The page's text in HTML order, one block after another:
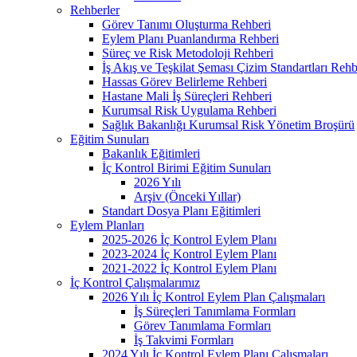
Rehberler
Görev Tanımı Oluşturma Rehberi
Eylem Planı Puanlandırma Rehberi
Süreç ve Risk Metodoloji Rehberi
İş Akış ve Teşkilat Şeması Çizim Standartları
Hassas Görev Belirleme Rehberi
Hastane Mali İş Süreçleri Rehberi
Kurumsal Risk Uygulama Rehberi
Sağlık Bakanlığı Kurumsal Risk Yönetim Broşürü
Eğitim Sunuları
Bakanlık Eğitimleri
İç Kontrol Birimi Eğitim Sunuları
2026 Yılı
Arşiv (Önceki Yıllar)
Standart Dosya Planı Eğitimleri
Eylem Planları
2025-2026 İç Kontrol Eylem Planı
2023-2024 İç Kontrol Eylem Planı
2021-2022 İç Kontrol Eylem Planı
İç Kontrol Çalışmalarımız
2026 Yılı İç Kontrol Eylem Plan Çalışmaları
İş Süreçleri Tanımlama Formları
Görev Tanımlama Formları
İş Takvimi Formları
2024 Yılı İç Kontrol Eylem Planı Çalışmaları